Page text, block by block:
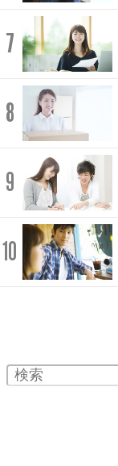
7
8
9
10